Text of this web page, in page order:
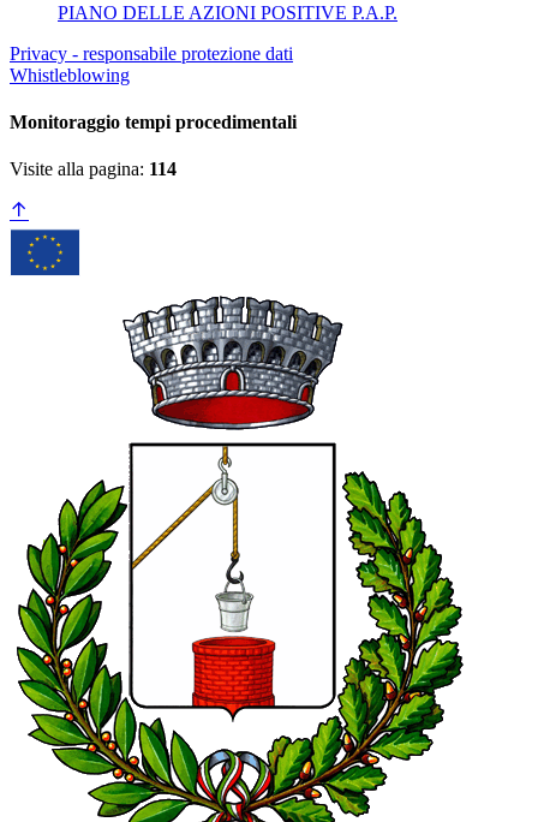
PIANO DELLE AZIONI POSITIVE P.A.P.
Privacy - responsabile protezione dati
Whistleblowing
Monitoraggio tempi procedimentali
Visite alla pagina: 114